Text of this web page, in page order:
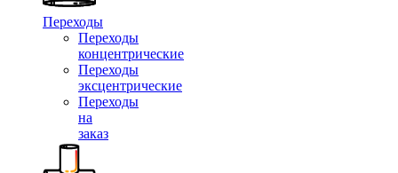
Переходы
Переходы
концентрические
Переходы
эксцентрические
Переходы
на
заказ